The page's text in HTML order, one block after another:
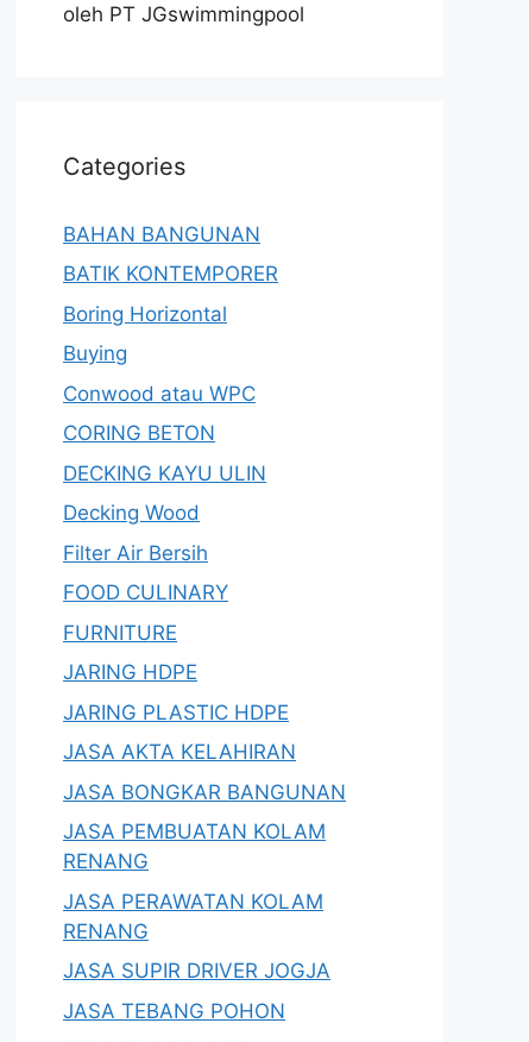
oleh PT JGswimmingpool
Categories
BAHAN BANGUNAN
BATIK KONTEMPORER
Boring Horizontal
Buying
Conwood atau WPC
CORING BETON
DECKING KAYU ULIN
Decking Wood
Filter Air Bersih
FOOD CULINARY
FURNITURE
JARING HDPE
JARING PLASTIC HDPE
JASA AKTA KELAHIRAN
JASA BONGKAR BANGUNAN
JASA PEMBUATAN KOLAM
RENANG
JASA PERAWATAN KOLAM
RENANG
JASA SUPIR DRIVER JOGJA
JASA TEBANG POHON